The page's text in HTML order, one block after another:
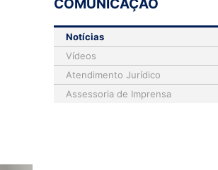
COMUNICAÇÃO
Notícias
Vídeos
Atendimento Jurídico
Assessoria de Imprensa